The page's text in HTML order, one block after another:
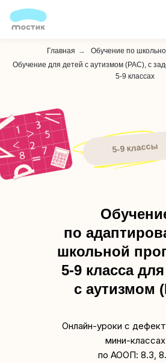
Главная → Обучение по
Обучение для детей с аутизмом (РАС), с
5-9 классах
по
школьной
5-9 класса
с аутизмом
Онлайн-уроки с
мини-классах
по АООП: 8.3,
5-9 классы